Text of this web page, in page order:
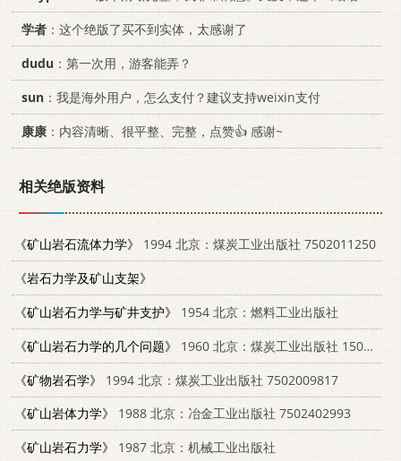
学者 ：这个绝版了买不到实体，太感谢了
dudu ：第一次用，游客能弄？
sun ：我是海外用户，怎么支付？建议支持weixin支付
康康 ：内容清晰、很平整、完整，点赞👍 感谢~
相关绝版资料
《矿山岩石流体力学》
1994 北京：煤炭工业出版社 7502011250
《岩石力学及矿山支架》
《矿山岩石力学与矿井支护》
1954 北京：燃料工业出版社
《矿山岩石力学的几个问题》
1960 北京：煤炭工业出版社 15035·1057
《矿物岩石学》
1994 北京：煤炭工业出版社 7502009817
《矿山岩体力学》
1988 北京：冶金工业出版社 7502402993
《矿山岩石力学》
1987 北京：机械工业出版社